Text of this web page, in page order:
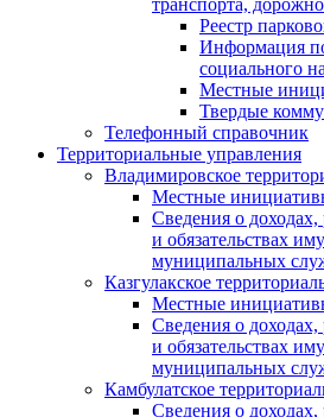
Реестр
Информация
социального
Местные
Твердые
Телефонный справочник
Территориальные управления
Владимировское
Местные
Сведения о
и обязательствах
муниципальных
Казгулакское
Местные
Сведения о
и обязательствах
муниципальных
Камбулатское
Сведения о